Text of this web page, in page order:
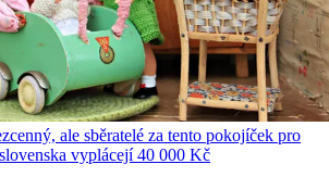
ale sběratelé za tento pokojíček pro
vyplácejí 40 000 Kč